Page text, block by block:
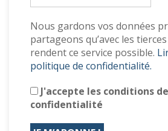
Nous gardons vos données
partageons qu’avec les
rendent ce service possible.
politique de confidentialité.
J'accepte les conditions de
confidentialité